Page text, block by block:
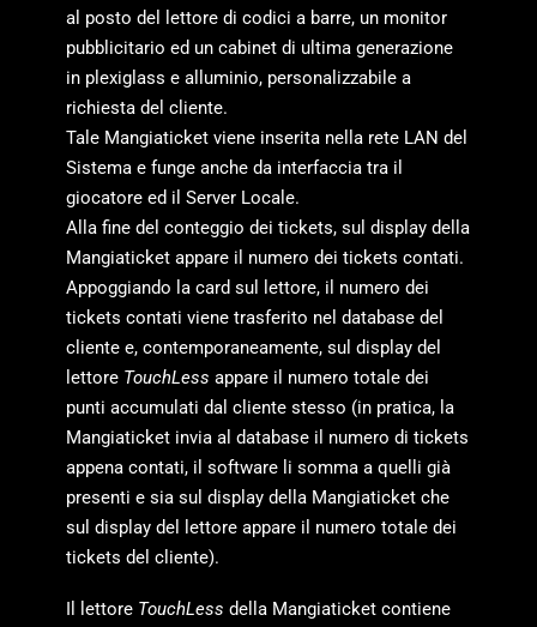
al posto del lettore di codici a barre, un monitor
pubblicitario ed un cabinet di ultima generazione
in plexiglass e alluminio, personalizzabile a
richiesta del cliente.
Tale Mangiaticket viene inserita nella rete LAN del
Sistema e funge anche da interfaccia tra il
giocatore ed il Server Locale.
Alla fine del conteggio dei tickets, sul display della
Mangiaticket appare il numero dei tickets contati.
Appoggiando la card sul lettore, il numero dei
tickets contati viene trasferito nel database del
cliente e, contemporaneamente, sul display del
lettore TouchLess appare il numero totale dei
punti accumulati dal cliente stesso (in pratica, la
Mangiaticket invia al database il numero di tickets
appena contati, il software li somma a quelli già
presenti e sia sul display della Mangiaticket che
sul display del lettore appare il numero totale dei
tickets del cliente).
Il lettore TouchLess della Mangiaticket contiene